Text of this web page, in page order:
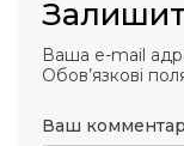
Ваша e-mail
Обов’язкові
Ваш комментар